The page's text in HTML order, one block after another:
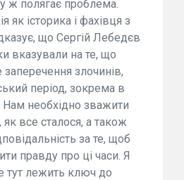
ж полягає проблема.
як історика і фахівця з
що Сергій Лебедєв
вказували на те, що
заперечення злочинів,
період, зокрема в
Нам необхідно зважити
як все сталося, а також
за те, щоб
правду про ці часи. Я
лежить ключ до